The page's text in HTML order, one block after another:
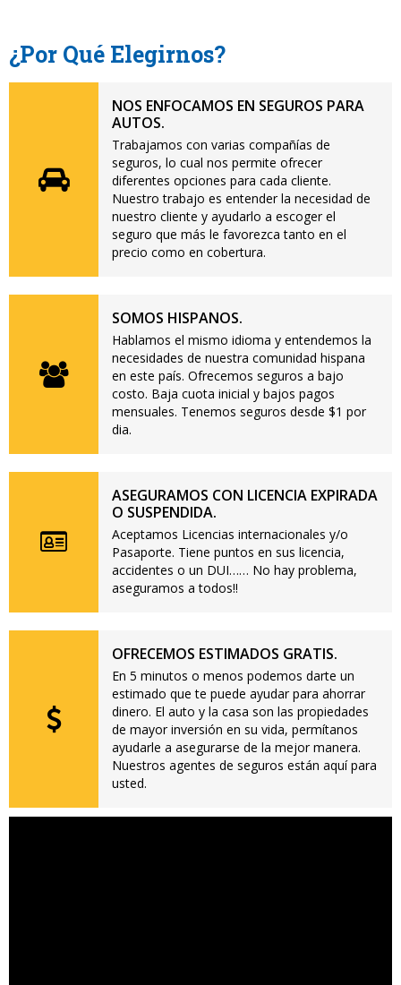
¿Por Qué Elegirnos?
NOS ENFOCAMOS EN SEGUROS PARA
AUTOS.
Trabajamos con varias compañías de
seguros, lo cual nos permite ofrecer
diferentes opciones para cada cliente.
Nuestro trabajo es entender la necesidad de
nuestro cliente y ayudarlo a escoger el
seguro que más le favorezca tanto en el
precio como en cobertura.
SOMOS HISPANOS.
Hablamos el mismo idioma y entendemos la
necesidades de nuestra comunidad hispana
en este país. Ofrecemos seguros a bajo
costo. Baja cuota inicial y bajos pagos
mensuales. Tenemos seguros desde $1 por
dia.
ASEGURAMOS CON LICENCIA EXPIRADA
O SUSPENDIDA.
Aceptamos Licencias internacionales y/o
Pasaporte. Tiene puntos en sus licencia,
accidentes o un DUI…… No hay problema,
aseguramos a todos!!
OFRECEMOS ESTIMADOS GRATIS.
En 5 minutos o menos podemos darte un
estimado que te puede ayudar para ahorrar
dinero. El auto y la casa son las propiedades
de mayor inversión en su vida, permítanos
ayudarle a asegurarse de la mejor manera.
Nuestros agentes de seguros están aquí para
usted.